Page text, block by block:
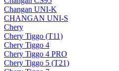
Changan UNI-K
CHANGAN UNI-S
Chery
Chery Tiggo (Т11)
Chery Tiggo 4
Chery Tiggo 4 PRO
Chery Tiggo 5 (Т21)